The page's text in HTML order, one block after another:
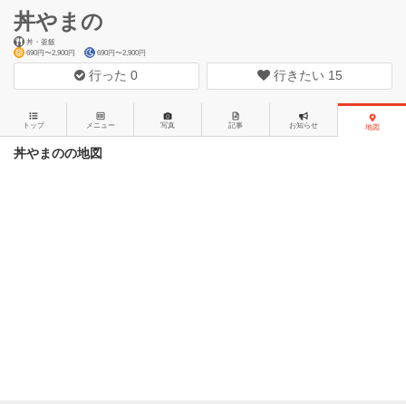
丼やまの
丼・釜飯
690円〜2,900円
690円〜2,900円
行った0 行きたい 15
トップ メニュー 写真 記事 お知らせ 地図
丼やまのの地図